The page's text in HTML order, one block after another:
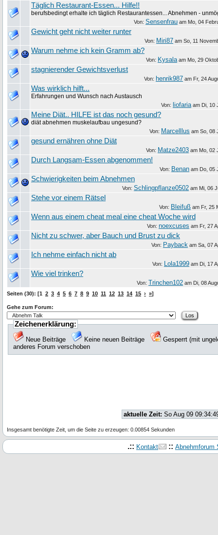
Täglich Restaurant-Essen... Hilfe!!
berufsbedingt erhalte ich täglich Restaurantessen... Abnehmen -
Von: Sensenfrau am Mo, 04
Gewicht geht nicht weiter runter
Von: Miri87 am So, 11
Warum nehme ich kein Gramm ab?
Von: Kysala am Mo, 29
stagnierender Gewichtsverlust
Von: henrik987 am Fr, 24
Was wirklich hilft...
Erfahrungen und Wunsch nach Austausch
Von: liofaria am Di, 10
Meine Diät.. HILFE ist das noch gesund?
diät abnehmen muskelaufbau ungesund?
Von: Marcelllus am So, 08
gesund ernähren ohne Diät
Von: Matze2403 am Mo, 02
Durch Langsam-Essen abgenommen!
Von: Benan am Do, 05
Schwierigkeiten beim Abnehmen
Von: Schlingpflanze0502 am Mi, 06
Stehe vor einem Rätsel
Von: Bleifuß am Fr, 25
Wenn aus einem cheat meal eine cheat Woche wird
Von: noexcuses am Fr, 27
Nicht zu schwer, aber Bauch und Brust zu dick
Von: Payback am Sa, 07
Ich nehme einfach nicht ab
Von: Lola1999 am Di, 17
Wie viel trinken?
Von: Trinchen102 am Di, 08
Seiten (30): [1 2 3 4 5 6 7 8 9 10 11 12 13 14 15 › »]
Gehe zum Forum:
Zeichenerklärung:
Neue Beiträge Keine neuen Beiträge
Gesperrt (mit
anderes Forum verschoben
aktuelle Zeit: So Aug 09
Insgesamt benötigte Zeit, um die Seite zu erzeugen: 0.00854 Sekunden
.:: Kontakt :: Abnehmforum